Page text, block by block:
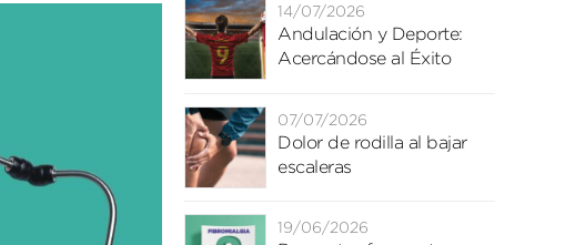
14/07/2026
Andulación y Deporte:
Acercándose al Éxito
07/07/2026
Dolor de rodilla al bajar
escaleras
19/06/2026